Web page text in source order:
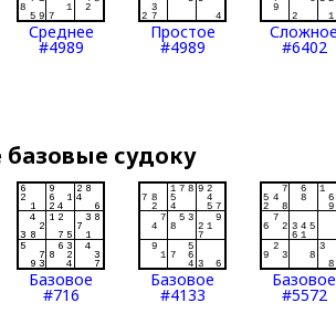
Среднее
#4989
Простое
#4989
Сложное
#6402
базовые судоку
Базовое
#716
Базовое
#4133
Базовое
#5572